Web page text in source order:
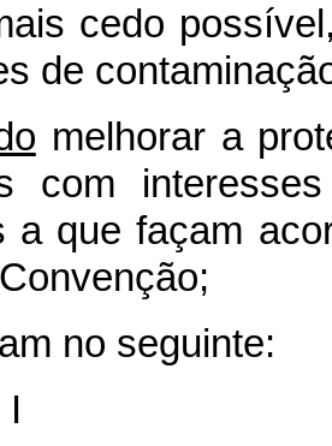
cedo
de
melhorar a
com
a que façam
no seguinte:
I